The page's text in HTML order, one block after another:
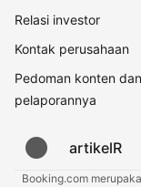
Relasi investor
Kontak perusahaan
Pedoman konten dan
pelaporannya
artikelR
Booking.com